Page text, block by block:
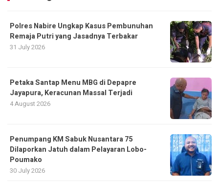
Polres Nabire Ungkap Kasus Pembunuhan
Remaja Putri yang Jasadnya Terbakar
31 July 2026
Petaka Santap Menu MBG di Depapre
Jayapura, Keracunan Massal Terjadi
4 August 2026
Penumpang KM Sabuk Nusantara 75
Dilaporkan Jatuh dalam Pelayaran Lobo-
Poumako
30 July 2026